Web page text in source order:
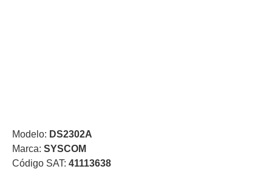
RefaccionesProbadores
de
VideoTransceptores
Modelo: DS2302A
Marca: SYSCOM
Código SAT: 41113638